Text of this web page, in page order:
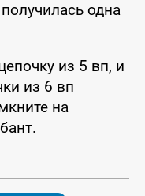
одна
из 5 вп, и
из 6 вп
на